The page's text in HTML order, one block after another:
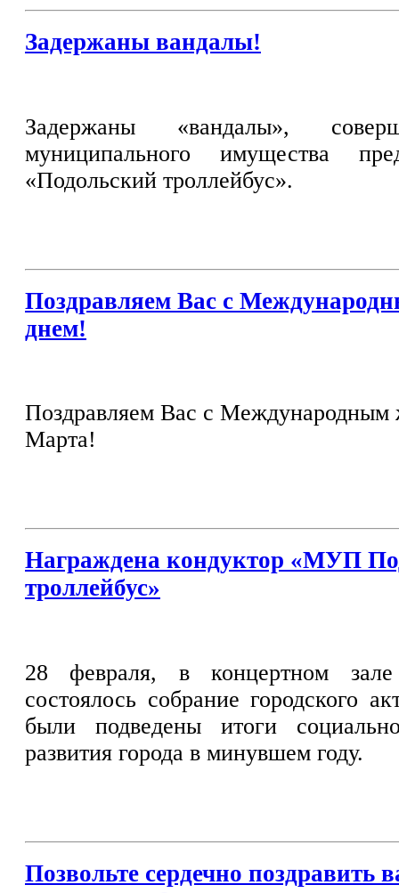
Задержаны вандалы!
Задержаны «вандалы»,
муниципального имущества
«Подольский троллейбус».
Поздравляем Вас с
днем!
Поздравляем Вас с Международным
Марта!
Награждена кондуктор «МУП
троллейбус»
28 февраля, в концертном зале
состоялось собрание городского
были подведены итоги
развития города в минувшем году.
Позвольте сердечно поздравить